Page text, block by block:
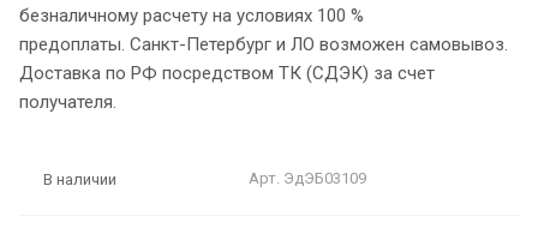
безналичному расчету на условиях 100 %
предоплаты. Санкт-Петербург и ЛО возможен самовывоз.
Доставка по РФ посредством ТК (СДЭК) за счет
получателя.
В наличии Арт. ЭдЭБ03109